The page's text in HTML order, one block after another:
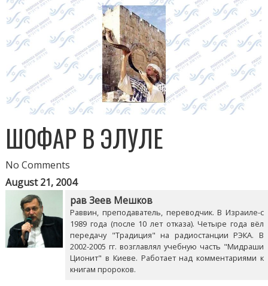
ШОФАР В ЭЛУЛЕ
No Comments
August 21, 2004
рав Зеев Мешков
Раввин, преподаватель, переводчик. В Израиле-с
1989 года (после 10 лет отказа). Четыре года вёл
передачу "Традиция" на радиостанции РЭКА. В
2002-2005 гг. возглавлял учебную часть "Мидраши
Ционит" в Киеве. Работает над комментариями к
книгам пророков.